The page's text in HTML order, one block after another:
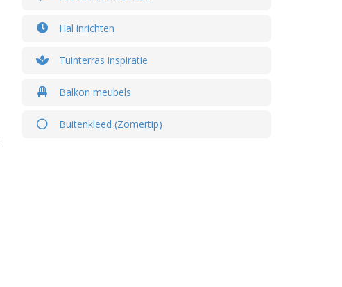
Hal inrichten
Tuinterras inspiratie
Balkon meubels
Buitenkleed (Zomertip)